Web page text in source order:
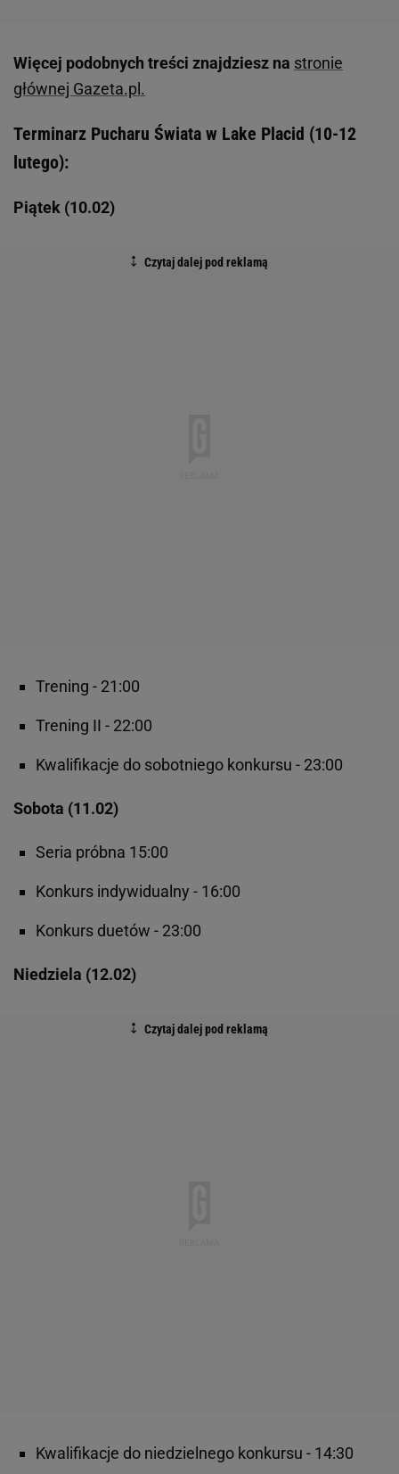
Więcej podobnych treści znajdziesz na stronie
głównej Gazeta.pl.
Terminarz Pucharu Świata w Lake Placid (10-12
lutego):
Piątek (10.02)
Trening - 21:00
Trening II - 22:00
Kwalifikacje do sobotniego konkursu - 23:00
Sobota (11.02)
Seria próbna 15:00
Konkurs indywidualny - 16:00
Konkurs duetów - 23:00
Niedziela (12.02)
Kwalifikacje do niedzielnego konkursu - 14:30